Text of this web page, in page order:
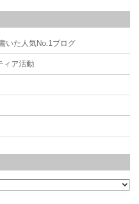
いた人気No.1ブログ
ィア活動